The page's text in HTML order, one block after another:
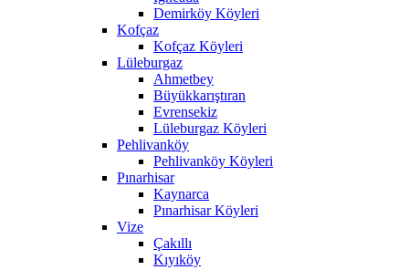
Demirköy Köyleri
Kofçaz
Kofçaz Köyleri
Lüleburgaz
Ahmetbey
Büyükkarıştıran
Evrensekiz
Lüleburgaz Köyleri
Pehlivanköy
Pehlivanköy Köyleri
Pınarhisar
Kaynarca
Pınarhisar Köyleri
Vize
Çakıllı
Kıyıköy